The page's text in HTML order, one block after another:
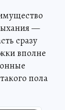
—
сразу
вполне
пола